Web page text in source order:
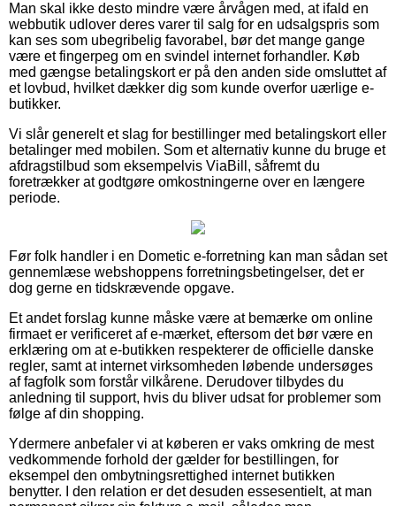
Man skal ikke desto mindre være årvågen med, at ifald en
webbutik udlover deres varer til salg for en udsalgspris som
kan ses som ubegribelig favorabel, bør det mange gange
være et fingerpeg om en svindel internet forhandler. Køb
med gængse betalingskort er på den anden side omsluttet af
et lovbud, hvilket dækker dig som kunde overfor uærlige e-
butikker.
Vi slår generelt et slag for bestillinger med betalingskort eller
betalinger med mobilen. Som et alternativ kunne du bruge et
afdragstilbud som eksempelvis ViaBill, såfremt du
foretrækker at godtgøre omkostningerne over en længere
periode.
Før folk handler i en Dometic e-forretning kan man sådan set
gennemlæse webshoppens forretningsbetingelser, det er
dog gerne en tidskrævende opgave.
Et andet forslag kunne måske være at bemærke om online
firmaet er verificeret af e-mærket, eftersom det bør være en
erklæring om at e-butikken respekterer de officielle danske
regler, samt at internet virksomheden løbende undersøges
af fagfolk som forstår vilkårene. Derudover tilbydes du
anledning til support, hvis du bliver udsat for problemer som
følge af din shopping.
Ydermere anbefaler vi at køberen er vaks omkring de mest
vedkommende forhold der gælder for bestillingen, for
eksempel den ombytningsrettighed internet butikken
benytter. I den relation er det desuden essesentielt, at man